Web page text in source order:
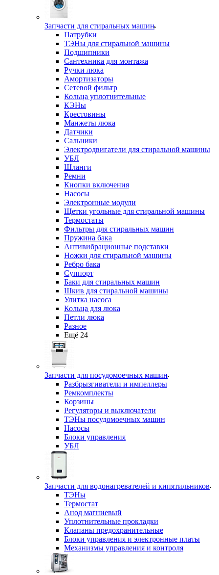
Запчасти для стиральных машин
Патрубки
ТЭНы для стиральной машины
Подшипники
Сантехника для монтажа
Ручки люка
Амортизаторы
Сетевой фильтр
Кольца уплотнительные
КЭНы
Крестовины
Манжеты люка
Датчики
Сальники
Электродвигатели для стиральной машины
УБЛ
Шланги
Ремни
Кнопки включения
Насосы
Электронные модули
Щетки угольные для стиральной машины
Термостаты
Фильтры для стиральных машин
Пружина бака
Антивибрационные подставки
Ножки для стиральной машины
Ребро бака
Суппорт
Баки для стиральных машин
Шкив для стиральной машины
Улитка насоса
Кольца для люка
Петли люка
Разное
Ещё 24
Запчасти для посудомоечных машин
Разбрызгиватели и импеллеры
Ремкомплекты
Корзины
Регуляторы и выключатели
ТЭНы посудомоечных машин
Насосы
Блоки управления
УБЛ
Запчасти для водонагревателей и кипятильников
ТЭНы
Термостат
Анод магниевый
Уплотнительные прокладки
Клапаны предохранительные
Блоки управления и электронные платы
Механизмы управления и контроля